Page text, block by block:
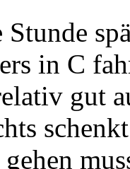
in C
gut